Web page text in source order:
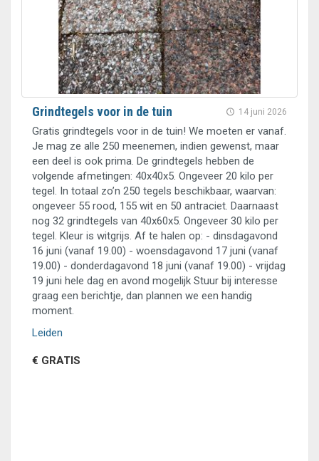
14 juni 2026
Grindtegels voor in de tuin
Gratis grindtegels voor in de tuin! We moeten er vanaf.
Je mag ze alle 250 meenemen, indien gewenst, maar
een deel is ook prima. De grindtegels hebben de
volgende afmetingen: 40x40x5. Ongeveer 20 kilo per
tegel. In totaal zo’n 250 tegels beschikbaar, waarvan:
ongeveer 55 rood, 155 wit en 50 antraciet. Daarnaast
nog 32 grindtegels van 40x60x5. Ongeveer 30 kilo per
tegel. Kleur is witgrijs. Af te halen op: - dinsdagavond
16 juni (vanaf 19.00) - woensdagavond 17 juni (vanaf
19.00) - donderdagavond 18 juni (vanaf 19.00) - vrijdag
19 juni hele dag en avond mogelijk Stuur bij interesse
graag een berichtje, dan plannen we een handig
moment.
Leiden
€ GRATIS